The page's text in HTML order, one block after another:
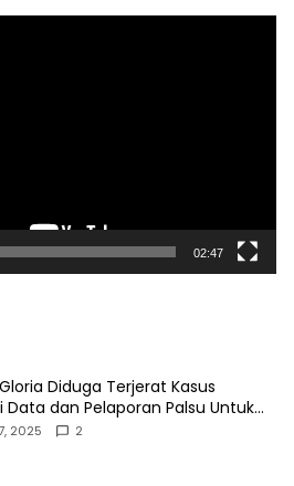
02:47
Diduga Terjerat Kasus
Data dan Pelaporan Palsu Untuk
Dana Bos
2025 2